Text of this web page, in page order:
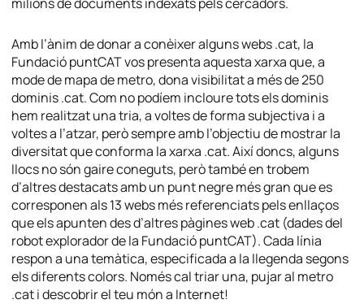
Amb l’ànim de donar a conèixer alguns webs .cat, la
Fundació puntCAT vos presenta aquesta xarxa que, a
mode de mapa de metro, dona visibilitat a més de 250
dominis .cat. Com no podíem incloure tots els dominis
hem realitzat una tria, a voltes de forma subjectiva i a
voltes a l’atzar, però sempre amb l’objectiu de mostrar la
diversitat que conforma la xarxa .cat. Així doncs, alguns
llocs no són gaire coneguts, però també en trobem
d’altres destacats amb un punt negre més gran que es
corresponen als 13 webs més referenciats pels enllaços
que els apunten des d’altres pàgines web .cat (dades del
robot explorador de la Fundació puntCAT). Cada línia
respon a una temàtica, especificada a la llegenda segons
els diferents colors. Només cal triar una, pujar al metro
.cat i descobrir el teu món a Internet!